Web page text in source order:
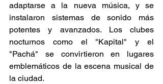
adaptarse a la nueva música, y se
instalaron sistemas de sonido más
potentes y avanzados. Los clubes
nocturnos como el "Kapital" y el
"Pachá" se convirtieron en lugares
emblemáticos de la escena musical de
la ciudad.